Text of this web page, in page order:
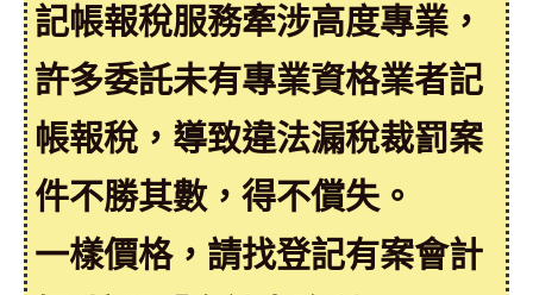
記帳報稅服務牽涉高度專業，
許多委託未有專業資格業者記
帳報稅，導致違法漏稅裁罰案
件不勝其數，得不償失。
一樣價格，請找登記有案會計